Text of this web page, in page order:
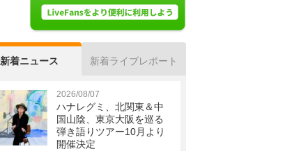
新着ニュース 新着ライブレポート
2026/08/07
ハナレグミ、北関東＆中
国山陰、東京大阪を巡る
弾き語りツアー10月より
開催決定